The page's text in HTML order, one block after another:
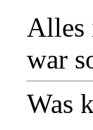
Alles
war
Was